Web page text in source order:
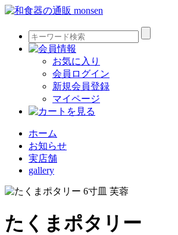
お気に入り
会員ログイン
新規会員登録
マイページ
ホーム
お知らせ
実店舗
gallery
たくまポタリー